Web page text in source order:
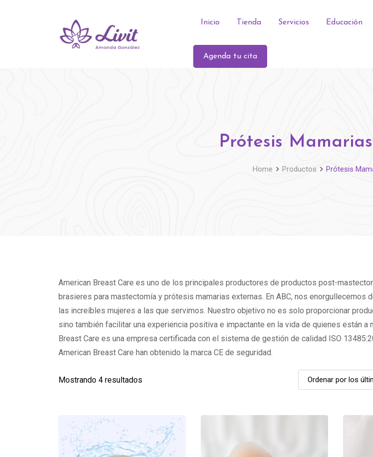
Inicio Tienda Servicios Educación
Agenda tu cita
Prótesis
Home Productos Prótesis
American Breast Care es uno de los principales productores de productos post-
brasieres para mastectomía y prótesis mamarias externas. En ABC, nos enorgullecemos
las increíbles mujeres a las que servimos. Nuestro objetivo no es solo proporcionar
sino también facilitar una experiencia positiva e impactante en la vida de quienes están a
Breast Care es una empresa certificada con el sistema de gestión de calidad ISO
American Breast Care han obtenido la marca CE de seguridad.
Mostrando 4 resultados